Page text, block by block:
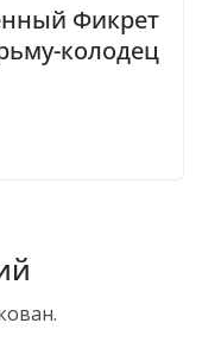
Фикрет
колодец